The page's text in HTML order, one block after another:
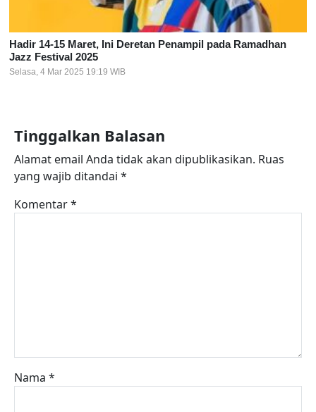
Hadir 14-15 Maret, Ini Deretan Penampil pada Ramadhan
Jazz Festival 2025
Selasa, 4 Mar 2025 19:19 WIB
Tinggalkan Balasan
Alamat email Anda tidak akan dipublikasikan. Ruas
yang wajib ditandai *
Komentar*
Nama *